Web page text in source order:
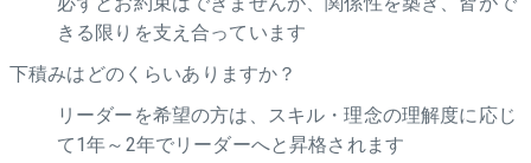
きる限りを支え合っています
下積みはどのくらいありますか？
リーダーを希望の方は、スキル・理念の理解度に応じ
て1年～2年でリーダーへと昇格されます